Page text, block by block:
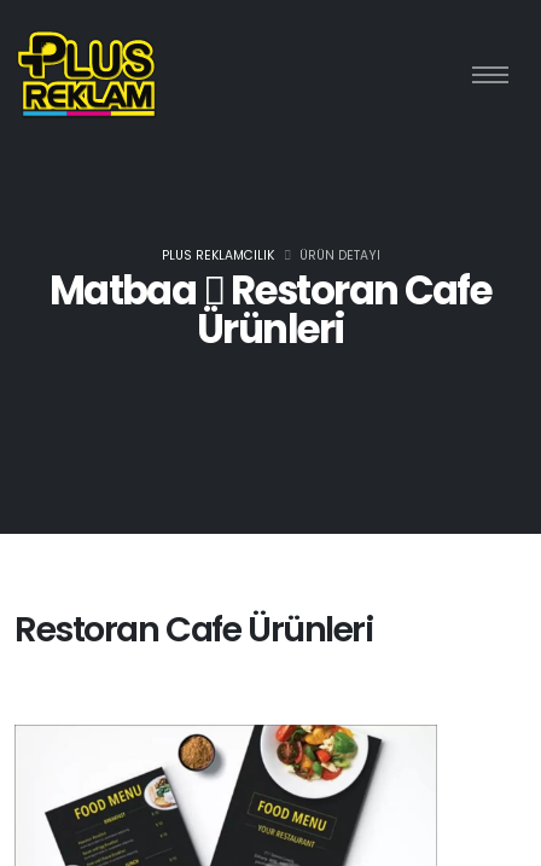
Matbaa Restoran Cafe
Ürünleri
PLUS REKLAMCILIK ÜRÜN DETAYI
Restoran Cafe Ürünleri